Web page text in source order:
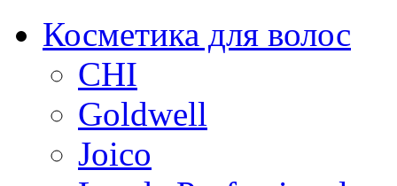
Косметика для волос
CHI
Goldwell
Joico